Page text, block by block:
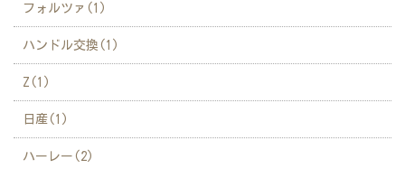
フォルツァ(1)
ハンドル交換(1)
Z(1)
日産(1)
ハーレー(2)